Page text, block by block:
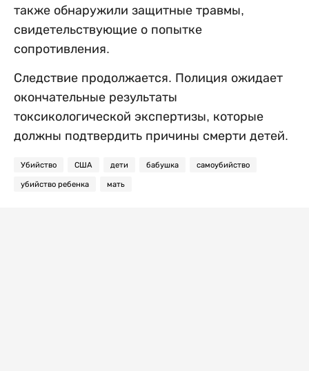
также обнаружили защитные травмы,
свидетельствующие о попытке
сопротивления.
Следствие продолжается. Полиция ожидает
окончательные результаты
токсикологической экспертизы, которые
должны подтвердить причины смерти детей.
Убийство США дети бабушка самоубийство
убийство ребенка мать